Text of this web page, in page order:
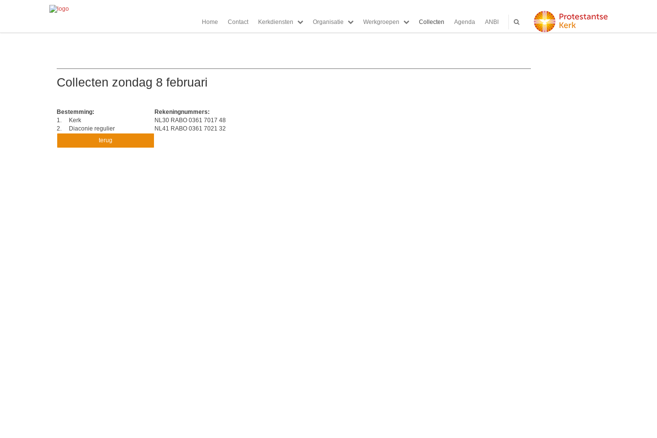
Home Contact Kerkdiensten Organisatie Werkgroepen Collecten Agenda ANBI
Collecten zondag 8 februari
Bestemming:
Rekeningnummers:
1.
Kerk
NL30 RABO 0361 7017 48
2.
Diaconie regulier
NL41 RABO 0361 7021 32
terug